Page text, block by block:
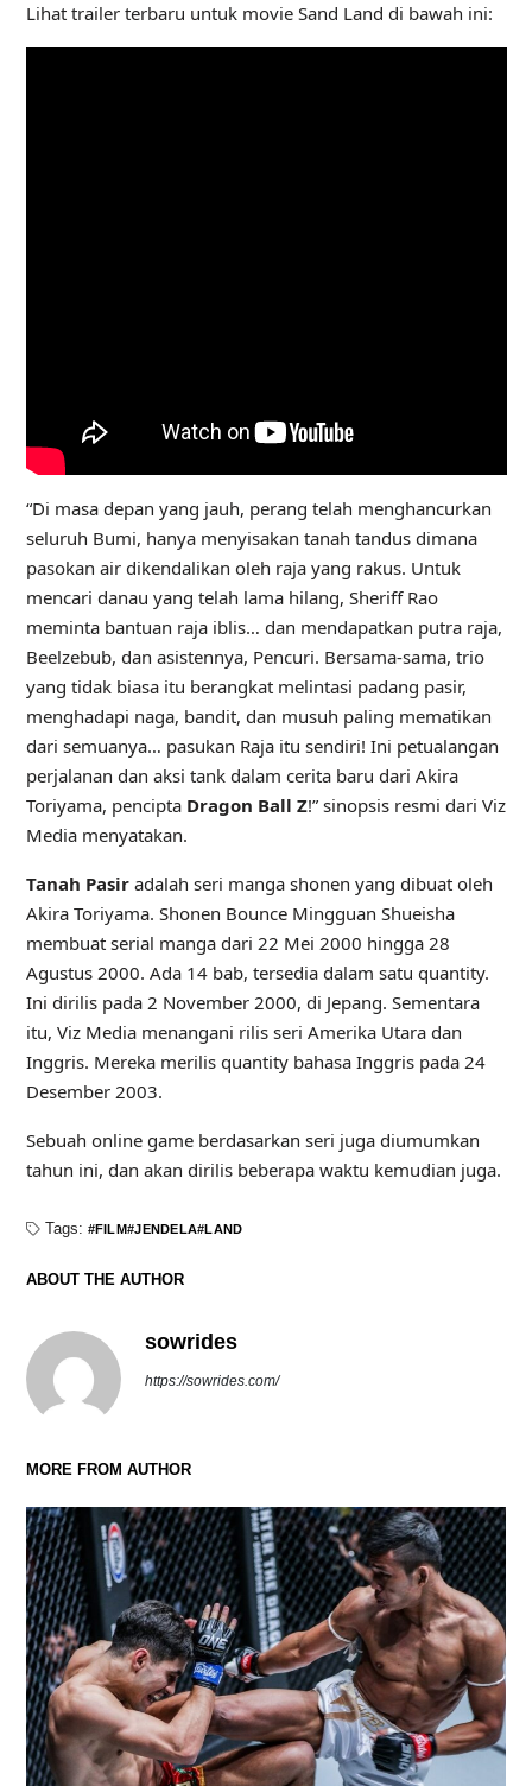
Lihat trailer terbaru untuk movie Sand Land di bawah ini:
“Di masa depan yang jauh, perang telah menghancurkan
seluruh Bumi, hanya menyisakan tanah tandus dimana
pasokan air dikendalikan oleh raja yang rakus. Untuk
mencari danau yang telah lama hilang, Sheriff Rao
meminta bantuan raja iblis… dan mendapatkan putra raja,
Beelzebub, dan asistennya, Pencuri. Bersama-sama, trio
yang tidak biasa itu berangkat melintasi padang pasir,
menghadapi naga, bandit, dan musuh paling mematikan
dari semuanya… pasukan Raja itu sendiri! Ini petualangan
perjalanan dan aksi tank dalam cerita baru dari Akira
Toriyama, pencipta Dragon Ball Z!” sinopsis resmi dari Viz
Media menyatakan.
Tanah Pasiradalah seri manga shonen yang dibuat oleh
Akira Toriyama. Shonen Bounce Mingguan Shueisha
membuat serial manga dari 22 Mei 2000 hingga 28
Agustus 2000. Ada 14 bab, tersedia dalam satu quantity.
Ini dirilis pada 2 November 2000, di Jepang. Sementara
itu, Viz Media menangani rilis seri Amerika Utara dan
Inggris. Mereka merilis quantity bahasa Inggris pada 24
Desember 2003.
Sebuah online game berdasarkan seri juga diumumkan
tahun ini, dan akan dirilis beberapa waktu kemudian juga.
Tags: FILM JENDELA LAND
ABOUT THE AUTHOR
sowrides
https://sowrides.com/
MORE FROM AUTHOR